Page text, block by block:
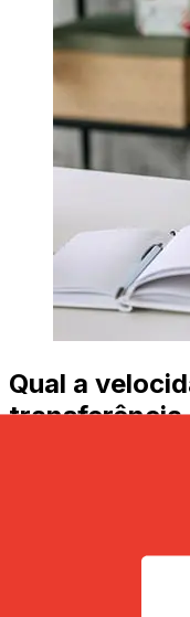
Qual a
transferência
Os prazos de
Normalmente, as